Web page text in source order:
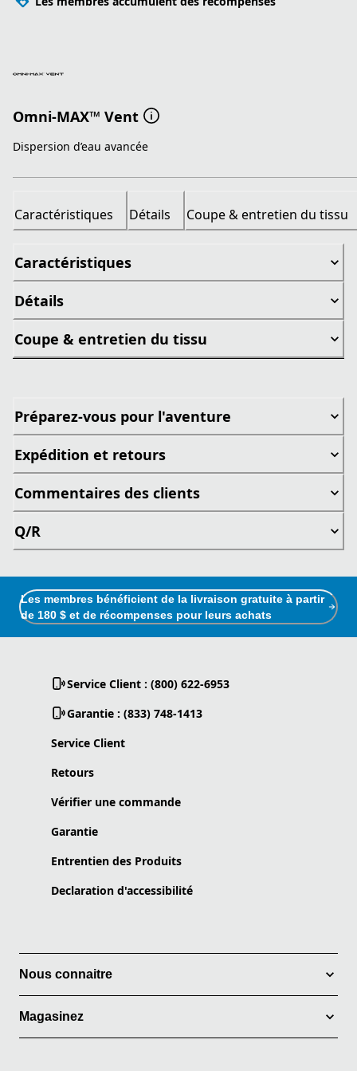
Omni-MAX™ Vent
Dispersion d’eau avancée
Caractéristiques Détails Coupe & entretien du tissu
Caractéristiques
Détails
Coupe & entretien du tissu
Préparez-vous pour l'aventure
Expédition et retours
Commentaires des clients
Q/R
Les membres bénéficient de la livraison gratuite à partir
de 180 $ et de récompenses pour leurs achats
Service Client : (800) 622-6953
Garantie : (833) 748-1413
Service Client
Retours
Vérifier une commande
Garantie
Entrentien des Produits
Declaration d'accessibilité
Nous connaitre
Magasinez